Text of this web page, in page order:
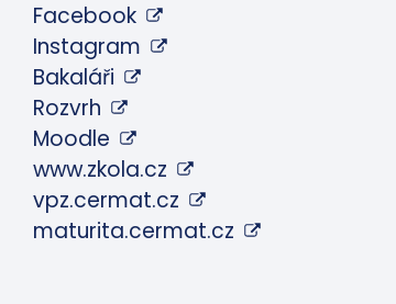
Facebook
Instagram
Bakaláři
Rozvrh
Moodle
www.zkola.cz
vpz.cermat.cz
maturita.cermat.cz